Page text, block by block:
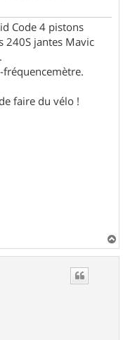
Code 4 pistons
240S jantes Mavic
faire du vélo !
a